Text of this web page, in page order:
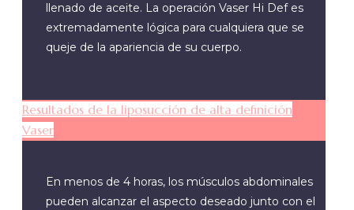
llenado de aceite. La operación Vaser Hi Def es
extremadamente lógica para cualquiera que se
queje de la apariencia de su cuerpo.
Resultados de la liposucción de alta definición
Vaser
En menos de 4 horas, los músculos abdominales
pueden alcanzar el aspecto deseado junto con el